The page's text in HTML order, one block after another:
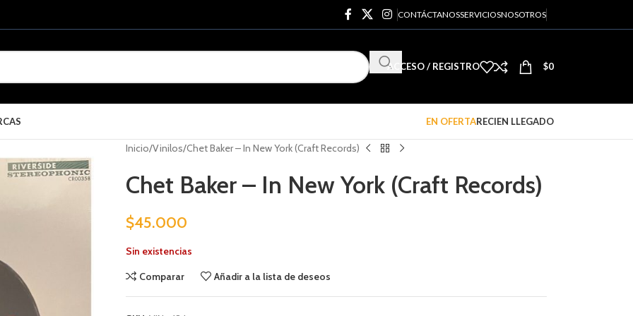
CONTÁCTANOSSERVICIOSNOSOTROS
ACCESO / REGISTRO $0
EN OFERTARECIEN LLEGADO
Inicio Vinilos Chet Baker – In New York (Craft Records)
Chet Baker – In New York (Craft Records)
$45.000
Sin existencias
Comparar
Añadir a la lista de deseos